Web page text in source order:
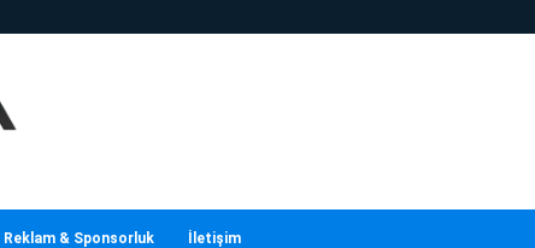
Reklam & Sponsorluk İletişim